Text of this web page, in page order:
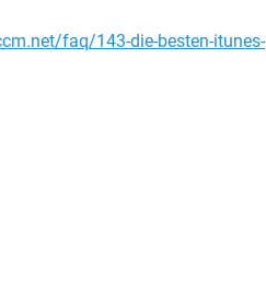
faq/143-die-besten-itunes-